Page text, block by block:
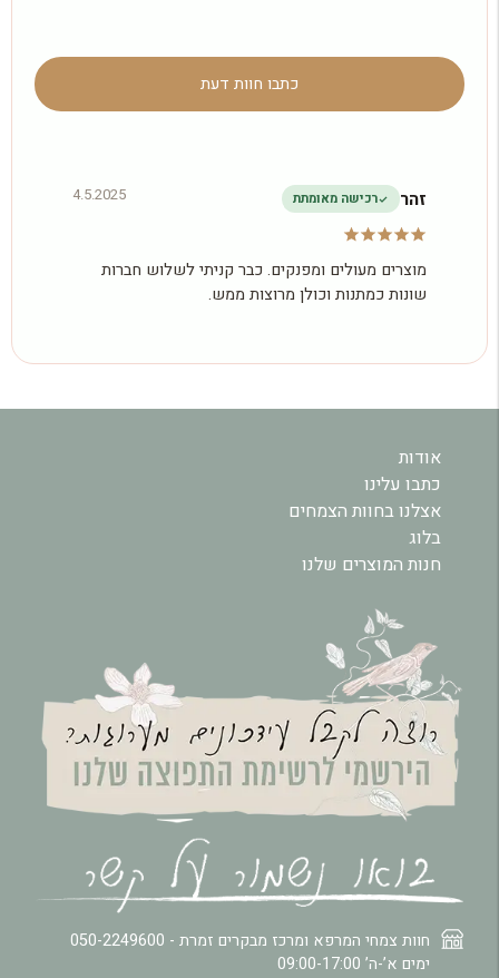
כתבו חוות דעת
זהר רכישה מאומתת 4.5.2025
מוצרים מעולים ומפנקים. כבר קניתי לשלוש חברות
שונות כמתנות וכולן מרוצות ממש.
חוות צמחי המרפא ומרכז מבקרים זמרת - 050-2249600
ימים א’-ה’ 09:00-17:00
אודות
כתבו עלינו
אצלנו בחוות הצמחים
בלוג
חנות המוצרים שלנו